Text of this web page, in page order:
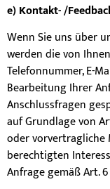
e) Kontakt- /
Wenn Sie uns über
werden die von
Telefonnummer, E-
Bearbeitung Ihrer
Anschlussfragen
auf Grundlage von
oder vorvertragliche
berechtigten
Anfrage gemäß Art. 6